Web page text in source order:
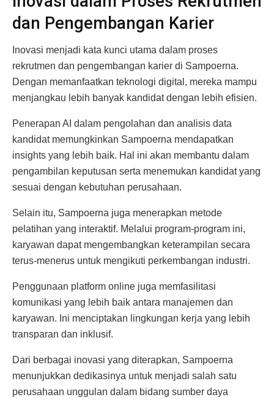
dan Pengembangan Karier
Inovasi menjadi kata kunci utama dalam proses
rekrutmen dan pengembangan karier di Sampoerna.
Dengan memanfaatkan teknologi digital, mereka mampu
menjangkau lebih banyak kandidat dengan lebih efisien.
Penerapan AI dalam pengolahan dan analisis data
kandidat memungkinkan Sampoerna mendapatkan
insights yang lebih baik. Hal ini akan membantu dalam
pengambilan keputusan serta menemukan kandidat yang
sesuai dengan kebutuhan perusahaan.
Selain itu, Sampoerna juga menerapkan metode
pelatihan yang interaktif. Melalui program-program ini,
karyawan dapat mengembangkan keterampilan secara
terus-menerus untuk mengikuti perkembangan industri.
Penggunaan platform online juga memfasilitasi
komunikasi yang lebih baik antara manajemen dan
karyawan. Ini menciptakan lingkungan kerja yang lebih
transparan dan inklusif.
Dari berbagai inovasi yang diterapkan, Sampoerna
menunjukkan dedikasinya untuk menjadi salah satu
perusahaan unggulan dalam bidang sumber daya